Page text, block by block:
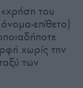
του
επίθετο)
χωρίς την
των